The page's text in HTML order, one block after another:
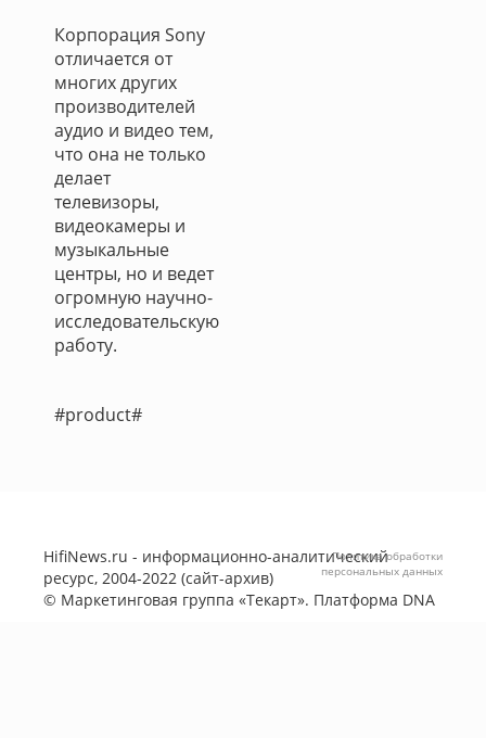
Корпорация Sony
отличается от
многих других
производителей
аудио и видео тем,
что она не только
делает
телевизоры,
видеокамеры и
музыкальные
центры, но и ведет
огромную научно-
исследовательскую
работу.
#product#
HifiNews.ru - информационно-аналитический
ресурс, 2004-2022 (сайт-архив)
© Маркетинговая группа «Текарт». Платформа DNA
Политика обработки
персональных данных